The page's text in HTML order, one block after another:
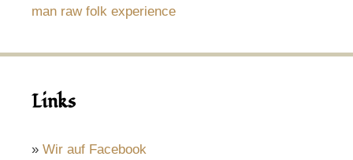
man raw folk experience
Links
» Wir auf Facebook